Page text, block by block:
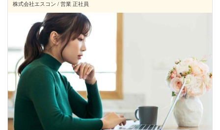
株式会社エスコン / 営業 正社員